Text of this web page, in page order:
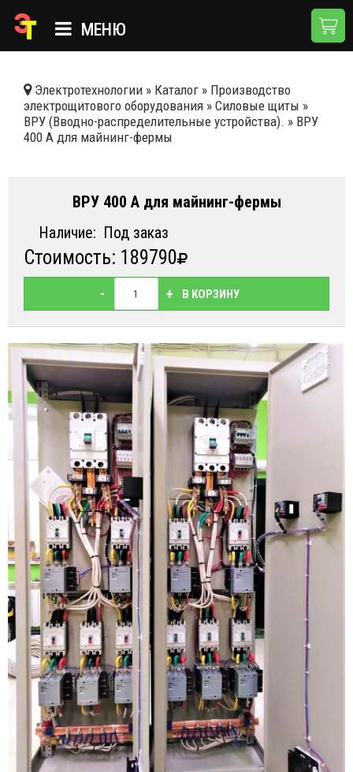
МЕНЮ
КАТАЛОГ
О КОМПАНИИ
НОВОСТИ
ДОСТАВКА И ОПЛАТА
КОНТАКТЫ
Электротехнологии » Каталог » Производство
электрощитового оборудования » Силовые щиты »
ВРУ (Вводно-распределительные устройства). » ВРУ
400 А для майнинг-фермы
ВРУ 400 А для майнинг-фермы
Наличие: Под заказ
Стоимость: 189790
- + В КОРЗИНУ